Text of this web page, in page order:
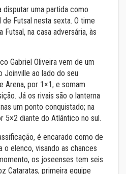
disputar uma partida como
Futsal nesta sexta. O time
na casa adversária, às
Gabriel Oliveira vem de um
Joinville ao lado do seu
Arena, por 1×1, e somam
Já os rivais são o lanterna
um ponto conquistado; na
5×2 diante do Atlântico no sul.
é encarado como de
o elenco, visando as chances
os joseenses tem seis
Cataratas, primeira equipe